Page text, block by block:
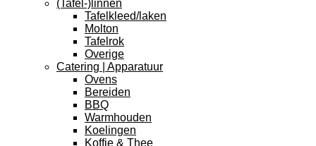
(Tafel-)linnen
Tafelkleed/laken
Molton
Tafelrok
Overige
Catering | Apparatuur
Ovens
Bereiden
BBQ
Warmhouden
Koelingen
Koffie & Thee